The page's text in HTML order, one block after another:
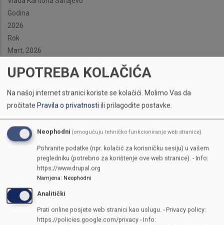
Godina
2026
Rok
Mart, 2026
UPOTREBA KOLAČIĆA
Na našoj internet stranici koriste se kolačići. Molimo Vas da
pročitate Pravila o privatnostiili prilagodite postavke.
Neophodni (omogućuju tehničko funkcioniranje web stranice)
Pohranite podatke (npr. kolačić za korisničku sesiju) u vašem
pregledniku (potrebno za korištenje ove web stranice). - Info:
https://www.drupal.org
Namjena: Neophodni
Analitički
Prati online posjete web stranici kao uslugu. - Privacy policy:
https://policies.google.com/privacy - Info: